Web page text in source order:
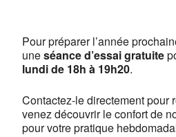
Voir Évènements
This page can't load Google
Do you own this website?
Pour préparer l’année
uneséance d’essai gratuite
lundi de 18h à 19h20.
Contactez-le directement pour
venez découvrir le confort de
pour votre pratique